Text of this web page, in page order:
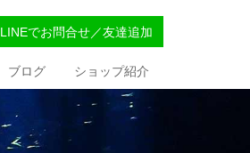
LINEでお問合せ／友達追加
ブログ ショップ紹介